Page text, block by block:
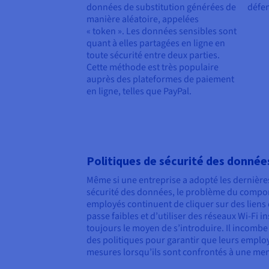
données de substitution générées de
manière aléatoire, appelées
« token ». Les données sensibles sont
quant à elles partagées en ligne en
toute sécurité entre deux parties.
Cette méthode est très populaire
auprès des plateformes de paiement
en ligne, telles que PayPal.
Politiques de sécurité des
Même si une entreprise a adopté les
sécurité des données, le problème du
employés continuent de cliquer sur des
passe faibles et d’utiliser des réseaux Wi-Fi
toujours le moyen de s’introduire. Il
des politiques pour garantir que leurs
mesures lorsqu’ils sont confrontés à une